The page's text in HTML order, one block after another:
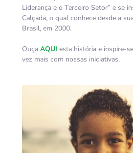
Liderança e o Terceiro Setor” e se
Calçada, o qual conhece desde a
Brasil, em 2000.
Ouça AQUI esta história e inspire-
vez mais com nossas iniciativas.